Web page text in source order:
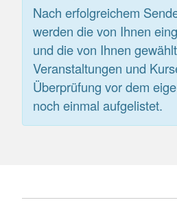
Nach erfolgreichem
werden die von Ihnen
und die von Ihnen
Veranstaltungen und
Überprüfung vor dem
noch einmal aufgelistet.